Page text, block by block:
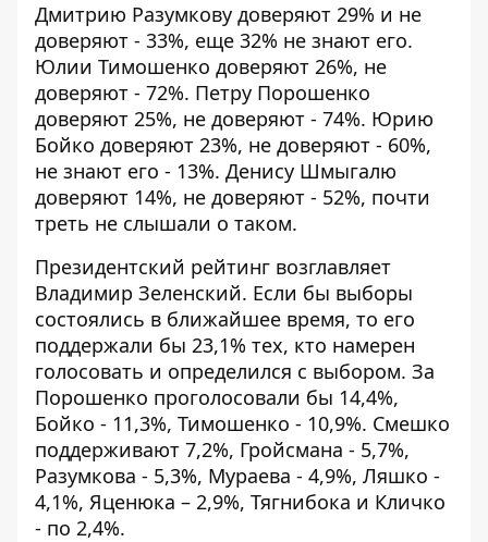
Дмитрию Разумкову доверяют 29% и не
доверяют - 33%, еще 32% не знают его.
Юлии Тимошенко доверяют 26%, не
доверяют - 72%. Петру Порошенко
доверяют 25%, не доверяют - 74%. Юрию
Бойко доверяют 23%, не доверяют - 60%,
не знают его - 13%. Денису Шмыгалю
доверяют 14%, не доверяют - 52%, почти
треть не слышали о таком.
Президентский рейтинг возглавляет
Владимир Зеленский. Если бы выборы
состоялись в ближайшее время, то его
поддержали бы 23,1% тех, кто намерен
голосовать и определился с выбором. За
Порошенко проголосовали бы 14,4%,
Бойко - 11,3%, Тимошенко - 10,9%. Смешко
поддерживают 7,2%, Гройсмана - 5,7%,
Разумкова - 5,3%, Мураева - 4,9%, Ляшко -
4,1%, Яценюка – 2,9%, Тягнибока и Кличко
- по 2,4%.